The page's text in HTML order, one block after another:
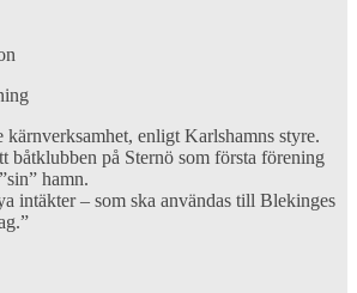
enligt Karlshamns styre.
båtklubben på Sternö som första förening
hamn.
intäkter – som ska användas till Blekinges